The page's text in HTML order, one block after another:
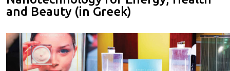
and Beauty (in Greek)